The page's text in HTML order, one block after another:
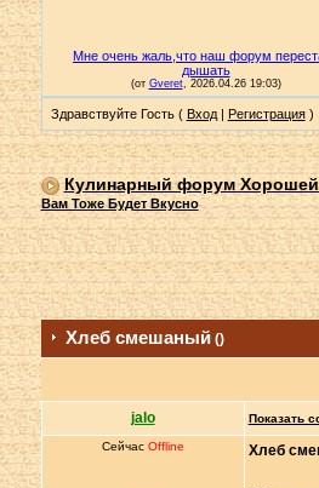
Здравствуйте Гость ( Вход| Регистрация)
Кулинарный форум Хорошей
Вам Тоже Будет Вкусно
Хлеб смешаный()
jalo Показать
Сейчас Offline Хлеб